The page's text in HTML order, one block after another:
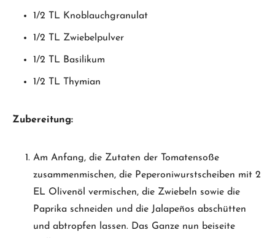
1/2 TL Knoblauchgranulat
1/2 TL Zwiebelpulver
1/2 TL Basilikum
1/2 TL Thymian
Zubereitung:
Am Anfang, die Zutaten der Tomatensoße
zusammenmischen, die Peperoniwurstscheiben mit 2
EL Olivenöl vermischen, die Zwiebeln sowie die
Paprika schneiden und die Jalapeños abschütten
und abtropfen lassen. Das Ganze nun beiseite